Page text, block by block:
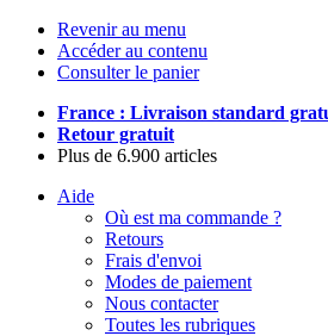
Revenir au menu
Accéder au contenu
Consulter le panier
France : Livraison standard
Retour gratuit
Plus de 6.900 articles
Aide
Où est ma commande ?
Retours
Frais d'envoi
Modes de paiement
Nous contacter
Toutes les rubriques